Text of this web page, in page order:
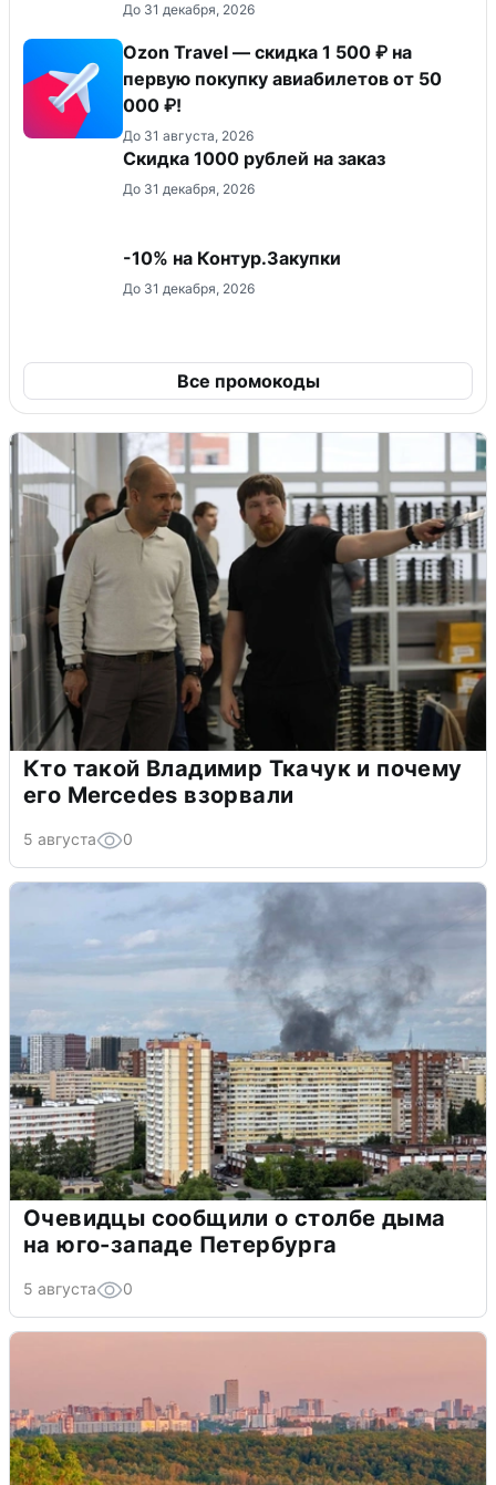
До 31 декабря, 2026
Ozon Travel — скидка 1 500 ₽ на
первую покупку авиабилетов от 50
000 ₽!
До 31 августа, 2026
Скидка 1000 рублей на заказ
До 31 декабря, 2026
-10% на Контур.Закупки
До 31 декабря, 2026
Все промокоды
Кто такой Владимир Ткачук и почему
его Mercedes взорвали
5 августа 0
Очевидцы сообщили о столбе дыма
на юго-западе Петербурга
5 августа 0